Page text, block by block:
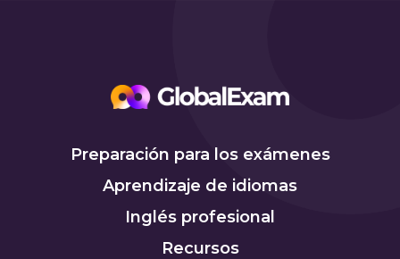
Preparación para los exámenes
Aprendizaje de idiomas
Inglés profesional
Recursos